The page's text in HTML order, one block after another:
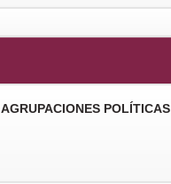
POLÍTICAS